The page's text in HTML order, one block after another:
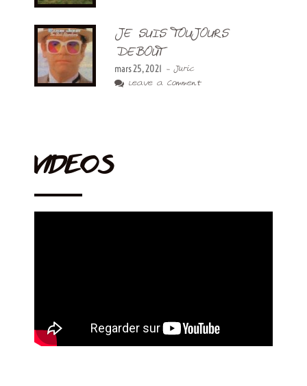
JE SUIS TOUJOURS
DEBOUT
mars 25, 2021 - Juric
Leave a Comment
VIDEOS